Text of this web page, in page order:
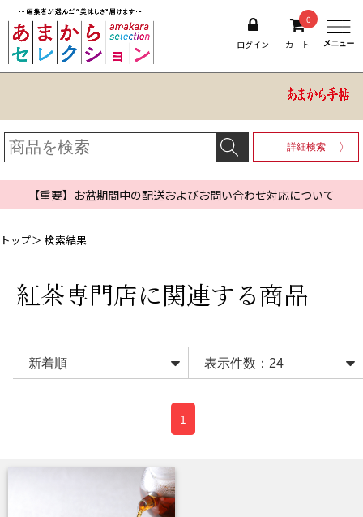
ログイン
0
カート
詳細検索
【重要】お盆期間中の配送およびお問い合わせ対応について
トップ＞ 検索結果
紅茶専門店に関連する商品
1